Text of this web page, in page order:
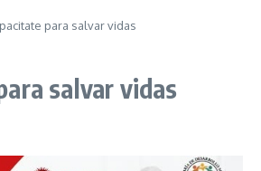
para salvar vidas
salvar vidas